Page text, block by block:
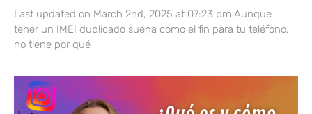
Last updated on March 2nd, 2025 at 07:23 pm Aunque
tener un IMEI duplicado suena como el fin para tu teléfono,
no tiene por qué